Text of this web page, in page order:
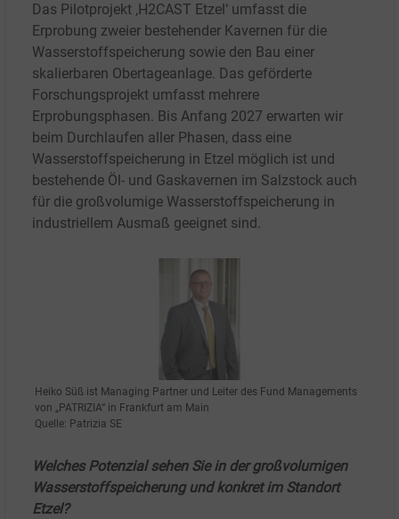
Das Pilotprojekt ‚H2CAST Etzel‘ umfasst die
Erprobung zweier bestehender Kavernen für die
Wasserstoffspeicherung sowie den Bau einer
skalierbaren Obertageanlage. Das geförderte
Forschungsprojekt umfasst mehrere
Erprobungsphasen. Bis Anfang 2027 erwarten wir
beim Durchlaufen aller Phasen, dass eine
Wasserstoffspeicherung in Etzel möglich ist und
bestehende Öl- und Gaskavernen im Salzstock auch
für die großvolumige Wasserstoffspeicherung in
industriellem Ausmaß geeignet sind.
Heiko Süß ist Managing Partner und Leiter des Fund Managements
von „PATRIZIA“ in Frankfurt am Main
Quelle: Patrizia SE
Welches Potenzial sehen Sie in der großvolumigen
Wasserstoffspeicherung und konkret im Standort
Etzel?